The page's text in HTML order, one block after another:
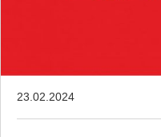
23.02.2024